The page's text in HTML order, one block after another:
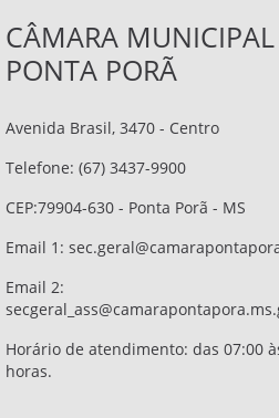
CÂMARA
PONTA PORÃ
Avenida Brasil, 3470 - Centro
Telefone: (67) 3437-9900
CEP:79904-630 - Ponta Porã - MS
Email 1:
Email 2:
Horário de atendimento: das 07:00
horas.